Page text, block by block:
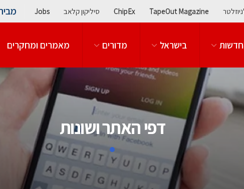
TapeOut Magazine
ChipEx סיליקון קלאב Jobs
בישראל מדורים מאמרים ומחקרים
דפי האתר ושונות